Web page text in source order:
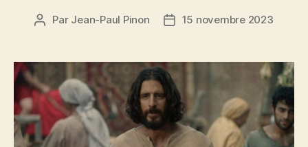
Auteur
Par Jean-Paul Pinon
Date15 novembre 2023